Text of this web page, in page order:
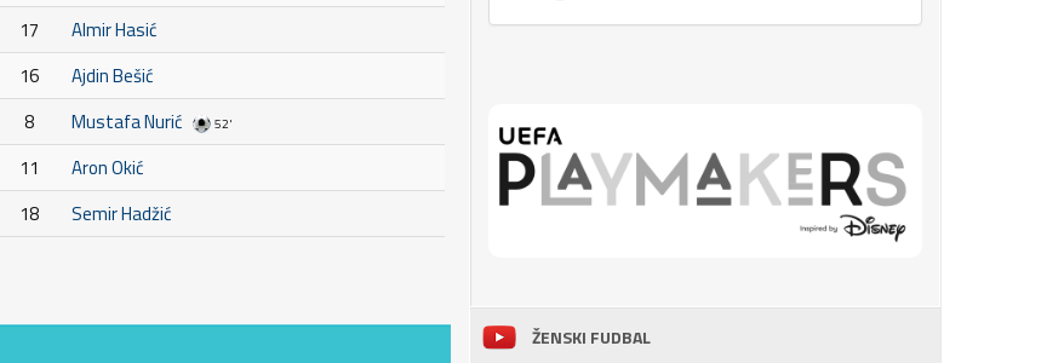
17
Almir Hasić
16
Ajdin Bešić
8
Mustafa Nurić 52'
11
Aron Okić
18
Semir Hadžić
ŽENSKI FUDBAL